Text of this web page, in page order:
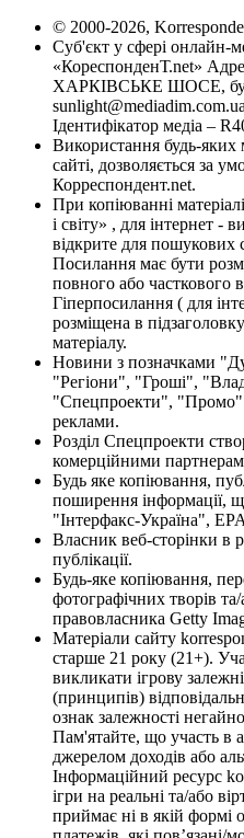
© 2000-2026,
Суб'єкт у сфері онлайн-
«КореспонденТ.net»
ХАРКІВСЬКЕ ШОСЕ,
sunlight@mediadim.com.ua
Ідентифікатор медіа –
Використання будь-яких
сайті, дозволяється за
Корреспондент.net.
При копіюванні
і світу» , для інтернет -
відкрите для пошукових
Посилання має бути
повного або часткового
Гіперпосилання ( для
розміщена в
матеріалу.
Новини з позначками
"Регіони", "Гроші",
"Спецпроекти", "Промо"
реклами.
Розділ Спецпроекти
комерційними
Будь яке копіювання,
поширення інформації,
"Інтерфакс-Україна",
Власник веб-сторінки в
публікації.
Будь-яке копіювання,
фотографічних творів та/
правовласника Getty
Матеріали сайту
старше 21 року (21+).
викликати ігрову
(принципів)
ознак залежності
Пам'ятайте, що участь в
джерелом доходів або
Інформаційний ресурс
ігри на реальні та/або
приймає ні в якій формі